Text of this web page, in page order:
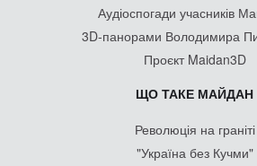
Аудіоспогади учасників
3D-панорами Володимира
Проєкт Maidan3D
ЩО ТАКЕ МАЙДАН
Революція на граніті
"Україна без Кучми"